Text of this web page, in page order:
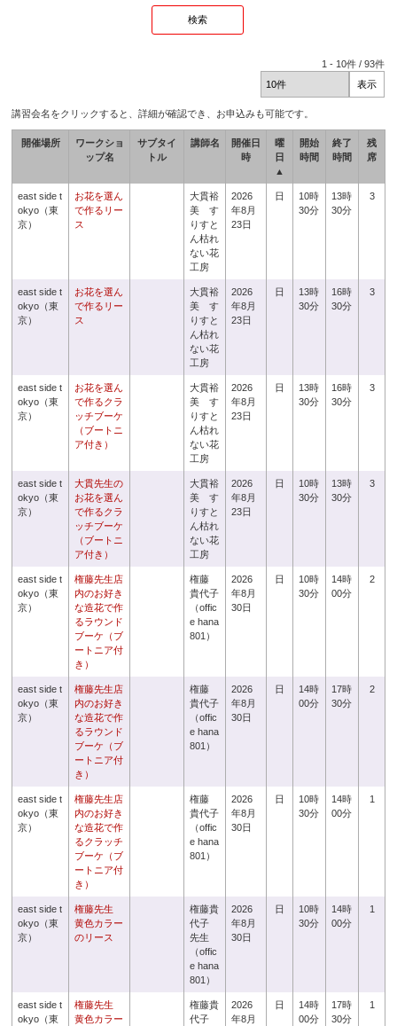
1 - 10件 /93件
講習会名をクリックすると、詳細が確認でき、お申込みも可能です。
開催場所
ワークショ
ップ名
サブタイ
トル
講師名
開催日
時
曜
日
▲
開始
時間
終了
時間
残
席
east side t
okyo（東
京）
お花を選ん
で作るリー
ス
大貫裕
美 す
りすと
ん枯れ
ない花
工房
2026
年8月
23日
日
10時
30分
13時
30分
3
east side t
okyo（東
京）
お花を選ん
で作るリー
ス
大貫裕
美 す
りすと
ん枯れ
ない花
工房
2026
年8月
23日
日
13時
30分
16時
30分
3
east side t
okyo（東
京）
お花を選ん
で作るクラ
ッチブーケ
（ブートニ
ア付き）
大貫裕
美 す
りすと
ん枯れ
ない花
工房
2026
年8月
23日
日
13時
30分
16時
30分
3
east side t
okyo（東
京）
大貫先生の
お花を選ん
で作るクラ
ッチブーケ
（ブートニ
ア付き）
大貫裕
美 す
りすと
ん枯れ
ない花
工房
2026
年8月
23日
日
10時
30分
13時
30分
3
east side t
okyo（東
京）
権藤先生店
内のお好き
な造花で作
るラウンド
ブーケ（ブ
ートニア付
き）
権藤
貴代子
（offic
e hana
801）
2026
年8月
30日
日
10時
30分
14時
00分
2
east side t
okyo（東
京）
権藤先生店
内のお好き
な造花で作
るラウンド
ブーケ（ブ
ートニア付
き）
権藤
貴代子
（offic
e hana
801）
2026
年8月
30日
日
14時
00分
17時
30分
2
east side t
okyo（東
京）
権藤先生店
内のお好き
な造花で作
るクラッチ
ブーケ（ブ
ートニア付
き）
権藤
貴代子
（offic
e hana
801）
2026
年8月
30日
日
10時
30分
14時
00分
1
east side t
okyo（東
京）
権藤先生
黄色カラー
のリース
権藤貴
代子
先生
（offic
e hana
801）
2026
年8月
30日
日
10時
30分
14時
00分
1
east side t
okyo（東
権藤先生
黄色カラー
権藤貴
代子
2026
年8月
日
14時
00分
17時
30分
1